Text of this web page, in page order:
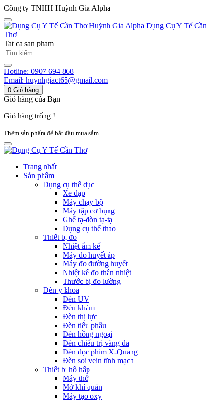
Công ty TNHH Huỳnh Gia Alpha
Huỳnh Gia Alpha Dụng Cụ Y Tế Cần
Thơ
Tat ca san pham
Hotline: 0907 694 868
Email: huynhgiact65@gmail.com
0 Giỏ hàng
Giỏ hàng của Bạn
Giỏ hàng trống !
Thêm sản phẩm để bắt đầu mua sắm.
Trang nhất
Sản phẩm
Dụng cụ thể dục
Xe đạp
Máy chạy bộ
Máy tập cơ bụng
Ghế tạ-đòn tạ-tạ
Dụng cụ thể thao
Thiết bị đo
Nhiệt ẩm kế
Máy đo huyết áp
Máy đo đường huyết
Nhiệt kế đo thân nhiệt
Thước bị đo lường
Đèn y khoa
Đèn UV
Đèn khám
Đèn thị lực
Đèn tiểu phẫu
Đèn hồng ngoại
Đèn chiếu trị vàng da
Đèn đọc phim X-Quang
Đèn soi vein tĩnh mạch
Thiết bị hô hấp
Máy thở
Mở khí quản
Máy tạo oxy